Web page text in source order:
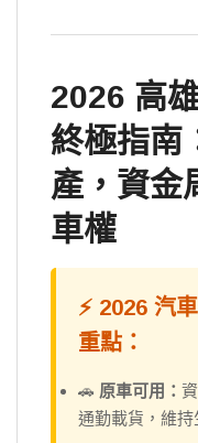
2026 高
終極指南
產，資金
車權
⚡ 2026 汽
重點：
🚗 原車可用：
通勤載貨，維持